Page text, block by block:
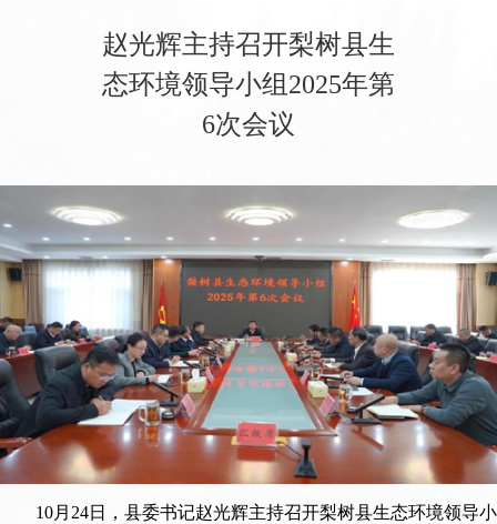
赵光辉主持召开梨树县生
态环境领导小组2025年第
6次会议
10月24日，县委书记赵光辉主持召开梨树县生态环境领导小